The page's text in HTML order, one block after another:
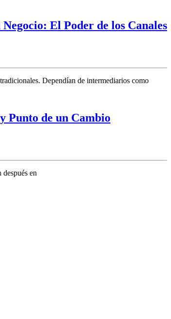
El Poder de los Canales
Dependían de intermediarios como
Punto de un Cambio
en